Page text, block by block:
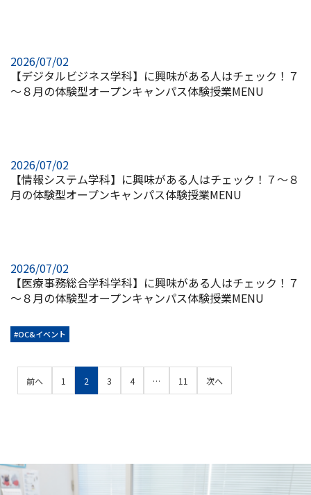
2026/07/02
【デジタルビジネス学科】に興味がある人はチェック！７
～８月の体験型オープンキャンパス体験授業MENU
2026/07/02
【情報システム学科】に興味がある人はチェック！７～８
月の体験型オープンキャンパス体験授業MENU
2026/07/02
【医療事務総合学科学科】に興味がある人はチェック！７
～８月の体験型オープンキャンパス体験授業MENU
#OC&イベント
前へ 1 2 3 4 … 11 次へ